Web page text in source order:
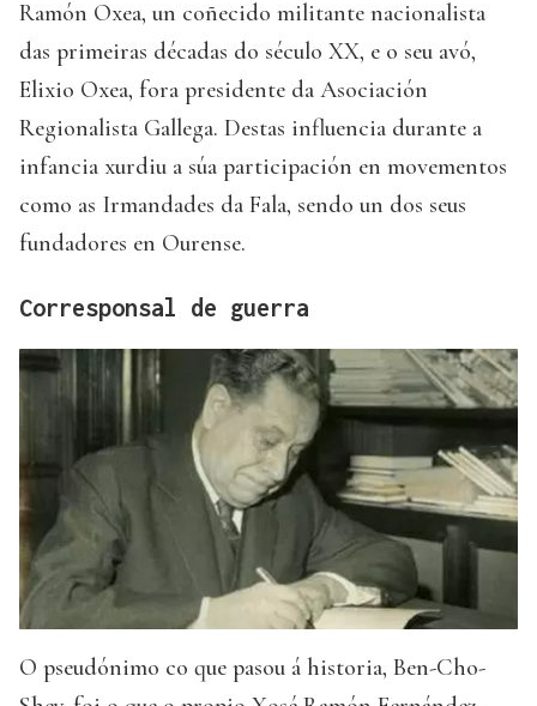
Ramón Oxea, un coñecido militante nacionalista
das primeiras décadas do século XX, e o seu avó,
Elixio Oxea, fora presidente da Asociación
Regionalista Gallega. Destas influencia durante a
infancia xurdiu a súa participación en movementos
como as Irmandades da Fala, sendo un dos seus
fundadores en Ourense.
Corresponsal de guerra
O pseudónimo co que pasou á historia, Ben-Cho-